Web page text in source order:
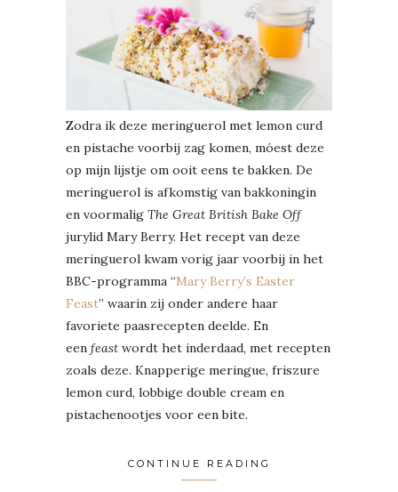
Zodra ik deze meringuerol met lemon curd
en pistache voorbij zag komen, móest deze
op mijn lijstje om ooit eens te bakken. De
meringuerol is afkomstig van bakkoningin
en voormalig The Great British Bake Off
jurylid Mary Berry. Het recept van deze
meringuerol kwam vorig jaar voorbij in het
BBC-programma “Mary Berry’s Easter
Feast” waarin zij onder andere haar
favoriete paasrecepten deelde. En
een feast wordt het inderdaad, met recepten
zoals deze. Knapperige meringue, friszure
lemon curd, lobbige double cream en
pistachenootjes voor een bite.
CONTINUE READING